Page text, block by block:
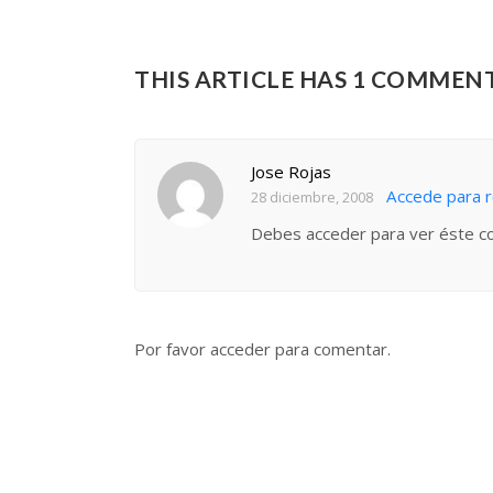
THIS ARTICLE HAS 1
Jose Rojas
28 diciembre, 2008
Accede para
Debes acceder para ver éste
Por favor acceder para comentar.